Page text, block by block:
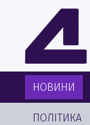
НОВИНИ
ПОЛІТИКА